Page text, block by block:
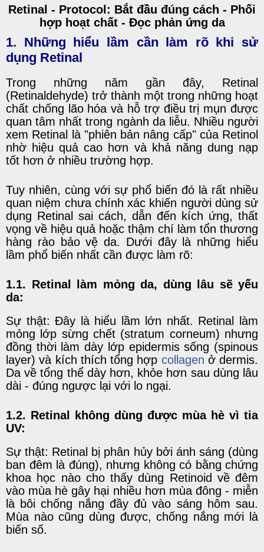
Retinal - Protocol: Bắt đầu đúng cách - Phối
hợp hoạt chất - Đọc phản ứng da
1. Những hiểu lầm cần làm rõ khi sử
dụng Retinal
Trong những năm gần đây, Retinal
(Retinaldehyde) trở thành một trong những hoạt
chất chống lão hóa và hỗ trợ điều trị mụn được
quan tâm nhất trong ngành da liễu. Nhiều người
xem Retinal là "phiên bản nâng cấp" của Retinol
nhờ hiệu quả cao hơn và khả năng dung nạp
tốt hơn ở nhiều trường hợp.
Tuy nhiên, cùng với sự phổ biến đó là rất nhiều
quan niệm chưa chính xác khiến người dùng sử
dụng Retinal sai cách, dẫn đến kích ứng, thất
vọng về hiệu quả hoặc thậm chí làm tổn thương
hàng rào bảo vệ da. Dưới đây là những hiểu
lầm phổ biến nhất cần được làm rõ:
1.1. Retinal làm mỏng da, dùng lâu sẽ yếu
da:
Sự thật: Đây là hiểu lầm lớn nhất. Retinal làm
mỏng lớp sừng chết (stratum corneum) nhưng
đồng thời làm dày lớp epidermis sống (spinous
layer) và kích thích tổng hợp collagen ở dermis.
Da về tổng thể dày hơn, khỏe hơn sau dùng lâu
dài - đúng ngược lại với lo ngại.
1.2. Retinal không dùng được mùa hè vì tia
UV:
Sự thật: Retinal bị phân hủy bởi ánh sáng (dùng
ban đêm là đúng), nhưng không có bằng chứng
khoa học nào cho thấy dùng Retinoid về đêm
vào mùa hè gây hại nhiều hơn mùa đông - miễn
là bôi chống nắng đầy đủ vào sáng hôm sau.
Mùa nào cũng dùng được, chống nắng mới là
biến số.